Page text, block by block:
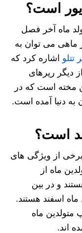
است؟
ماه آخر فصل
ماهی می‌ توان به
تتلو اشاره کرد که
سال ۱۳۶۶ است. از دیگر رپرهای
مخته است که در
است؟
برخی از ویژگی‌ های
ماه از
و در بین
اسفند هستند.
متولدین ماه
اند.